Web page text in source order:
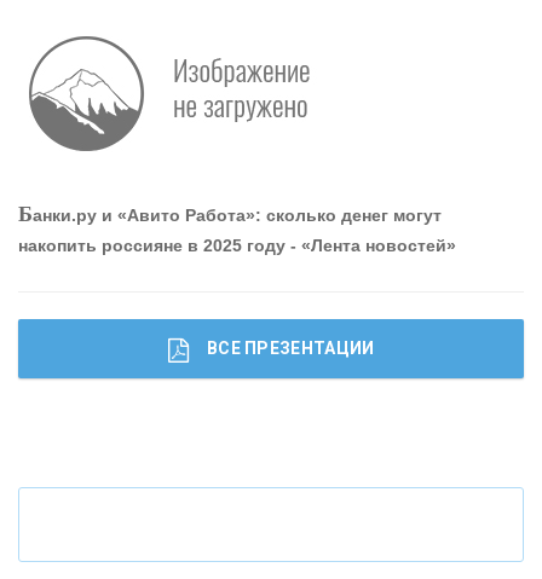
Работа мечты. Что банки делают для того, чтобы
привлечь и удержать персонал - «Интервью»
Что будет с наличными деньгами при цифровом
Банки.ру и «Авито Работа»: сколько денег могут
накопить россияне в 2025 году - «Лента новостей»
ВСЕ ПРЕЗЕНТАЦИИ